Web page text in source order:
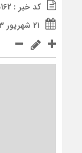
کد خبر : 95162
۲۱ شهریور ۱۴۰۳ - ۷:۳۱